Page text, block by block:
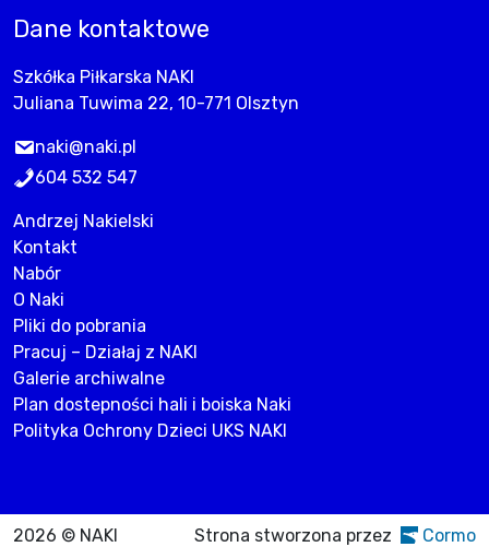
Dane kontaktowe
Szkółka Piłkarska NAKI
Juliana Tuwima 22, 10-771 Olsztyn
naki@naki.pl
604 532 547
Andrzej Nakielski
Kontakt
Nabór
O Naki
Pliki do pobrania
Pracuj – Działaj z NAKI
Galerie archiwalne
Plan dostepności hali i boiska Naki
Polityka Ochrony Dzieci UKS NAKI
2026 © NAKI Strona stworzona przez Cormo